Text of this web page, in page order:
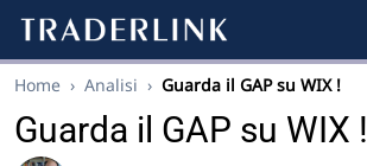
Home › Analisi › Guarda il GAP su WIX !
Guarda il GAP su WIX !